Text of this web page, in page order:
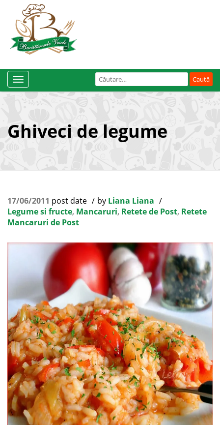
Caută
după:
Toggle
Navigation
Ghiveci de legume
17/06/2011 post date by Liana Liana
Legume si fructe, Mancaruri, Retete de Post, Retete
Mancaruri de Post